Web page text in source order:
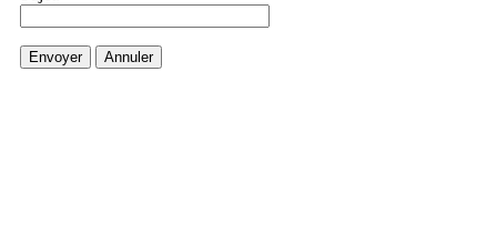
Envoyer Annuler